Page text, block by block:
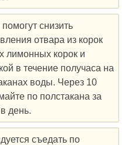
снизить
отвара из корок
лимонных корок и
в течение получаса на
воды. Через 10
по полстакана за
день.
съедать по